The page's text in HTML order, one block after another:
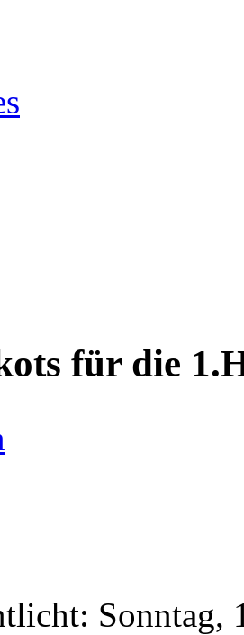
für die
Sonntag,